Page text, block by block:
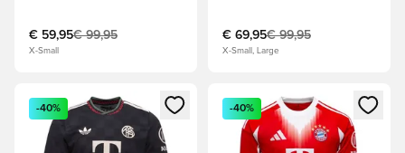
€ 59,95€ 99,95
X-Small
€ 69,95€ 99,95
X-Small, Large
Öffnet ein Fenster zum Anmelden oder Registrieren als
-40%
Öffnet ein Fenster zum
-40%